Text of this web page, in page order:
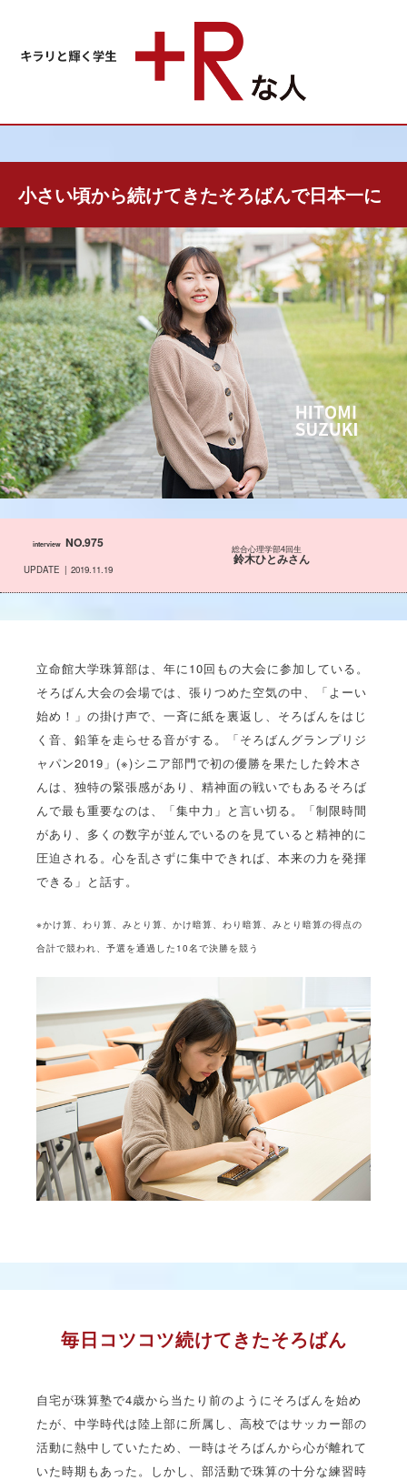
小さい頃から続けてきたそろばんで日本一に
interview NO.975
UPDATE 2019.11.19
総合心理学部4回生
鈴木ひとみさん
立命館大学珠算部は、年に10回もの大会に参加している。
そろばん大会の会場では、張りつめた空気の中、「よーい
始め！」の掛け声で、一斉に紙を裏返し、そろばんをはじ
く音、鉛筆を走らせる音がする。「そろばんグランプリジ
ャパン2019」(※)シニア部門で初の優勝を果たした鈴木さ
んは、独特の緊張感があり、精神面の戦いでもあるそろば
んで最も重要なのは、「集中力」と言い切る。「制限時間
があり、多くの数字が並んでいるのを見ていると精神的に
圧迫される。心を乱さずに集中できれば、本来の力を発揮
できる」と話す。
※かけ算、わり算、みとり算、かけ暗算、わり暗算、みとり暗算の得点の
合計で競われ、予選を通過した10名で決勝を競う
毎日コツコツ続けてきたそろばん
自宅が珠算塾で4歳から当たり前のようにそろばんを始め
たが、中学時代は陸上部に所属し、高校ではサッカー部の
活動に熱中していたため、一時はそろばんから心が離れて
いた時期もあった。しかし、部活動で珠算の十分な練習時